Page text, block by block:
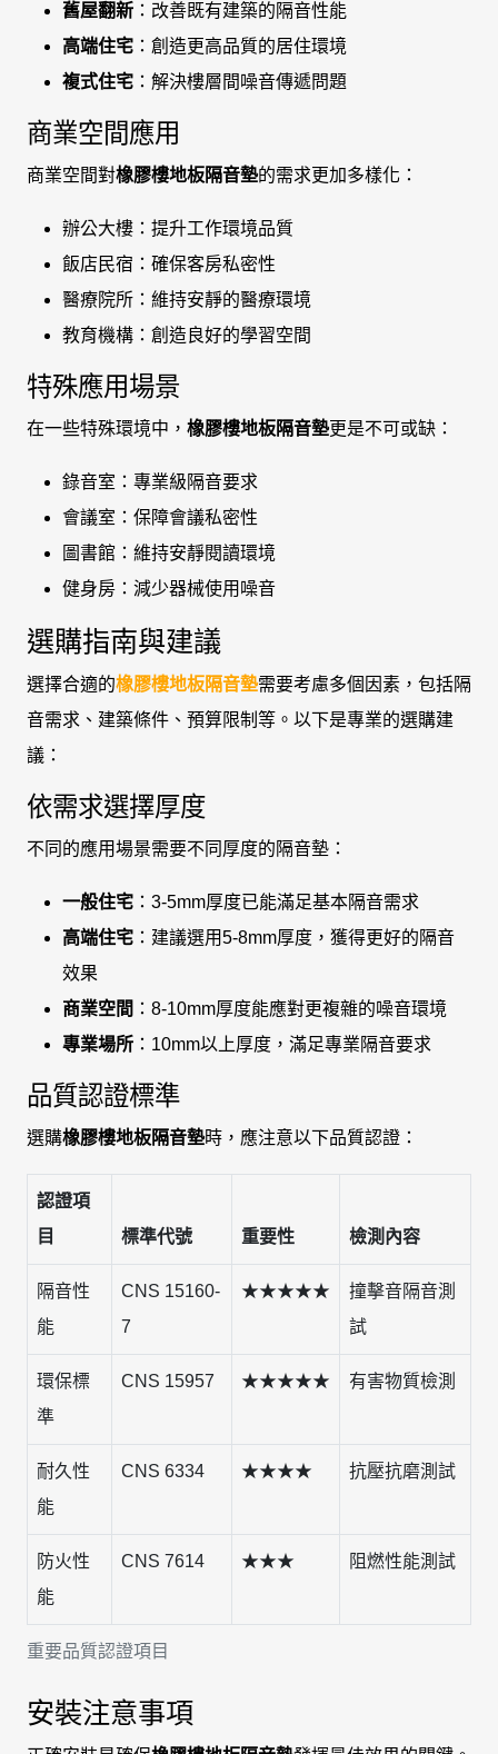
舊屋翻新 ：改善既有建築的隔音性能
高端住宅 ：創造更高品質的居住環境
複式住宅 ：解決樓層間噪音傳遞問題
商業空間應用
商業空間對橡膠樓地板隔音墊的需求更加多樣化：
辦公大樓：提升工作環境品質
飯店民宿：確保客房私密性
醫療院所：維持安靜的醫療環境
教育機構：創造良好的學習空間
特殊應用場景
在一些特殊環境中， 橡膠樓地板隔音墊更是不可或缺：
錄音室：專業級隔音要求
會議室：保障會議私密性
圖書館：維持安靜閱讀環境
健身房：減少器械使用噪音
選購指南與建議
選擇合適的橡膠樓地板隔音墊需要考慮多個因素，包括隔
音需求、建築條件、預算限制等。以下是專業的選購建
議：
依需求選擇厚度
不同的應用場景需要不同厚度的隔音墊：
一般住宅 ：3-5mm厚度已能滿足基本隔音需求
高端住宅 ：建議選用5-8mm厚度，獲得更好的隔音
效果
商業空間 ：8-10mm厚度能應對更複雜的噪音環境
專業場所 ：10mm以上厚度，滿足專業隔音要求
品質認證標準
選購橡膠樓地板隔音墊時，應注意以下品質認證：
重要品質認證項目
認證項
目
標準代號 重要性 檢測內容
隔音性
能
CNS 15160-
7
★★★★★
撞擊音隔音測
試
環保標
準
CNS 15957 ★★★★★ 有害物質檢測
耐久性
能
CNS 6334 ★★★★ 抗壓抗磨測試
防火性
能
CNS 7614 ★★★ 阻燃性能測試
安裝注意事項